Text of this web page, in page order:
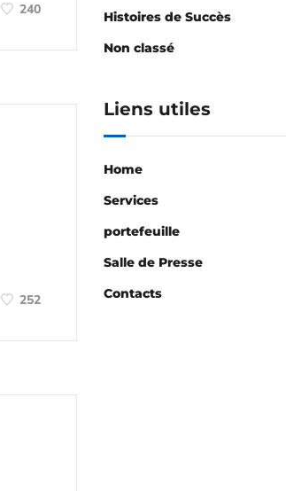
240
252
Histoires de Succès
Non classé
Liens utiles
Home
Services
portefeuille
Salle de Presse
Contacts